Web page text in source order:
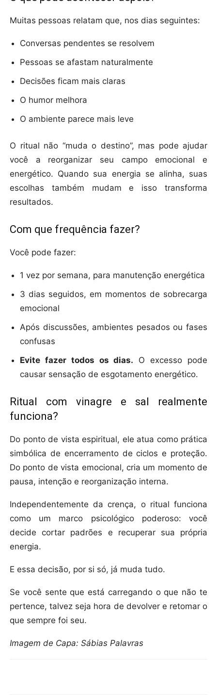
Muitas pessoas relatam que, nos dias seguintes:
Conversas pendentes se resolvem
Pessoas se afastam naturalmente
Decisões ficam mais claras
O humor melhora
O ambiente parece mais leve
O ritual não “muda o destino”, mas pode ajudar
você a reorganizar seu campo emocional e
energético. Quando sua energia se alinha, suas
escolhas também mudam e isso transforma
resultados.
Com que frequência fazer?
Você pode fazer:
1 vez por semana, para manutenção energética
3 dias seguidos, em momentos de sobrecarga
emocional
Após discussões, ambientes pesados ou fases
confusas
Evite fazer todos os dias. O excesso pode
causar sensação de esgotamento energético.
Ritual com vinagre e sal realmente
funciona?
Do ponto de vista espiritual, ele atua como prática
simbólica de encerramento de ciclos e proteção.
Do ponto de vista emocional, cria um momento de
pausa, intenção e reorganização interna.
Independentemente da crença, o ritual funciona
como um marco psicológico poderoso: você
decide cortar padrões e recuperar sua própria
energia.
E essa decisão, por si só, já muda tudo.
Se você sente que está carregando o que não te
pertence, talvez seja hora de devolver e retomar o
que sempre foi seu.
Imagem de Capa: Sábias Palavras